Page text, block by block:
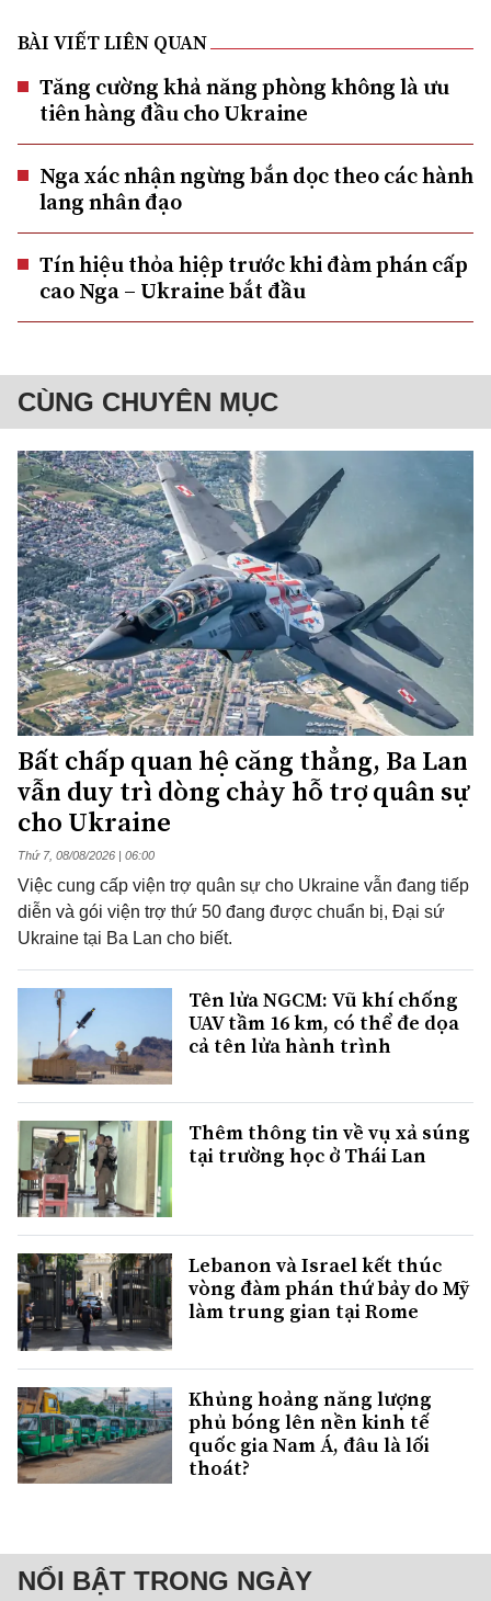
BÀI VIẾT LIÊN QUAN
Tăng cường khả năng phòng không là ưu
tiên hàng đầu cho Ukraine
Nga xác nhận ngừng bắn dọc theo các hành
lang nhân đạo
Tín hiệu thỏa hiệp trước khi đàm phán cấp
cao Nga – Ukraine bắt đầu
CÙNG CHUYÊN MỤC
Bất chấp quan hệ căng thẳng, Ba Lan
vẫn duy trì dòng chảy hỗ trợ quân sự
cho Ukraine
Thứ 7, 08/08/2026 | 06:00
Việc cung cấp viện trợ quân sự cho Ukraine vẫn đang tiếp
diễn và gói viện trợ thứ 50 đang được chuẩn bị, Đại sứ
Ukraine tại Ba Lan cho biết.
Tên lửa NGCM: Vũ khí chống
UAV tầm 16 km, có thể đe dọa
cả tên lửa hành trình
Thêm thông tin về vụ xả súng
tại trường học ở Thái Lan
Lebanon và Israel kết thúc
vòng đàm phán thứ bảy do Mỹ
làm trung gian tại Rome
Khủng hoảng năng lượng
phủ bóng lên nền kinh tế
quốc gia Nam Á, đâu là lối
thoát?
NỔI BẬT TRONG NGÀY